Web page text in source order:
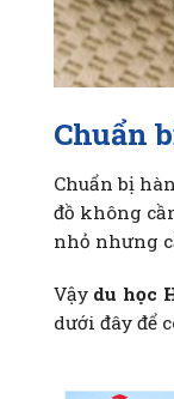
Chuẩn
Chuẩn bị
đồ không
nhỏ nhưng
Vậy du học
dưới đây để